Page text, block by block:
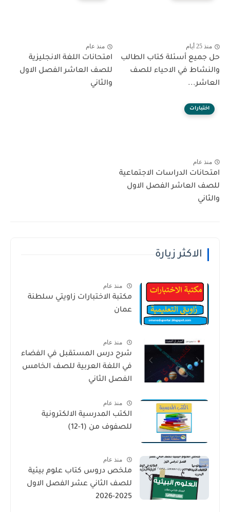
منذ 25 أيام
حل جميع أسئلة كتاب الطالب
والنشاط في الاحياء للصف
العاشر...
منذ عام
امتحانات اللغة الانجليزية
للصف العاشر الفصل الاول
والثاني
اختبارات
منذ عام
امتحانات الدراسات الاجتماعية
للصف العاشر الفصل الاول
والثاني
الاكثر زيارة
منذ عام
مكتبة الاختبارات زاويتي سلطنة
عمان
منذ عام
شرح درس المستقبل في الفضاء
في اللغة العربية للصف الخامس
الفصل الثاني
منذ عام
الكتب المدرسية الالكترونية
للصفوف من (1-12)
منذ عام
ملخص دروس كتاب علوم بيئية
للصف الثاني عشر الفصل الاول
2025-2026